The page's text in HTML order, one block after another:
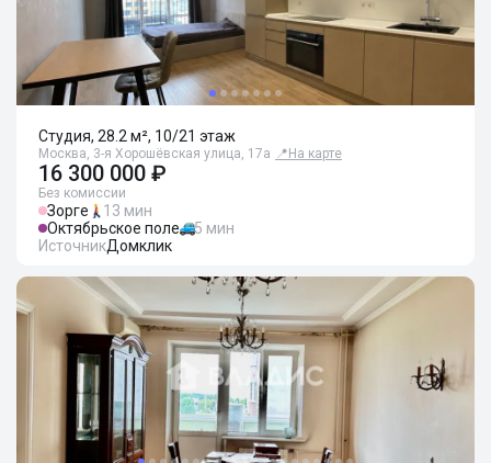
Студия, 28.2 м², 10/21 этаж
Москва, 3-я Хорошёвская улица, 17а 📍 На карте
16 300 000 ₽
Без комиссии
Зорге
13 мин
Октябрьское поле
5 мин
ИсточникДомклик